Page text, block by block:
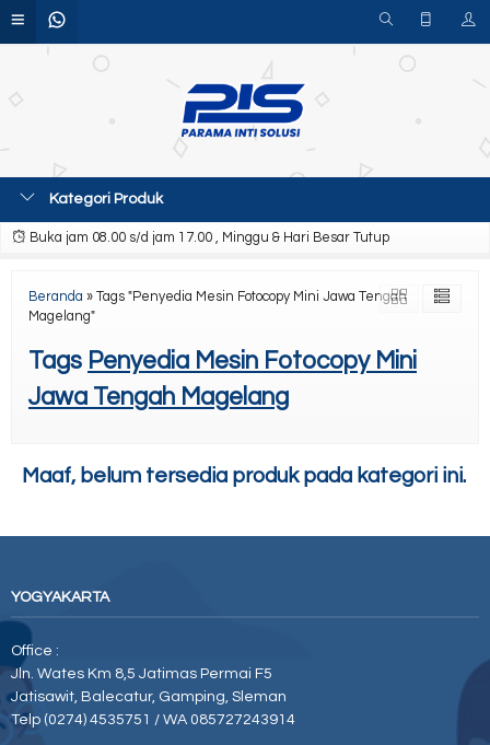
Kategori Produk
Buka jam 08.00 s/d jam 17.00 , Minggu & Hari Besar Tutup
Beranda » Tags "Penyedia Mesin Fotocopy Mini Jawa Tengah
Magelang"
Tags Penyedia Mesin Fotocopy Mini
Jawa Tengah Magelang
Maaf, belum tersedia produk pada kategori ini.
YOGYAKARTA
Office :
Jln. Wates Km 8,5 Jatimas Permai F5
Jatisawit, Balecatur, Gamping, Sleman
Telp (0274) 4535751 / WA 085727243914